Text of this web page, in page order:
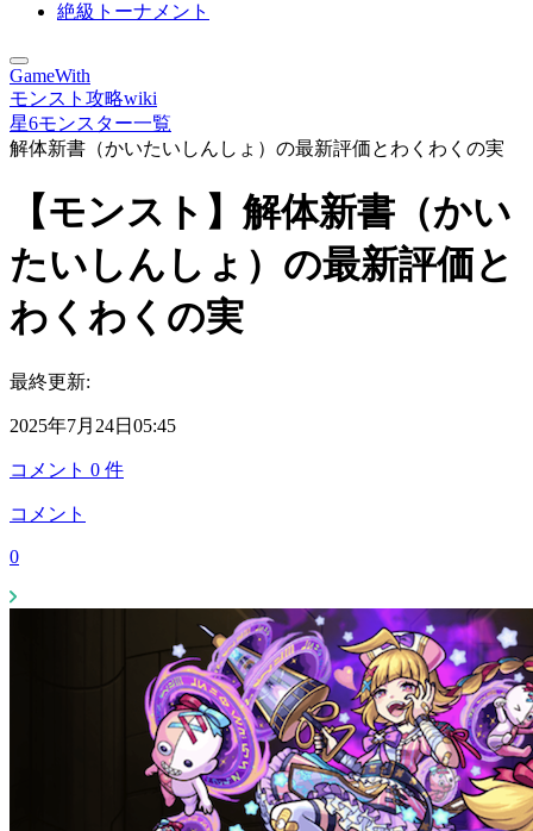
絶級トーナメント
GameWith
モンスト攻略wiki
星6モンスター一覧
解体新書（かいたいしんしょ）の最新評価とわくわくの実
【モンスト】解体新書（かい
たいしんしょ）の最新評価と
わくわくの実
最終更新:
2025年7月24日05:45
コメント 0 件
コメント
0